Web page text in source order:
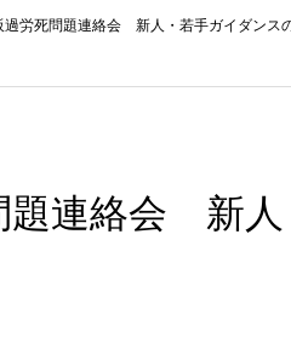
過労死問題連絡会 新人・若手ガイダンス
題連絡会 新